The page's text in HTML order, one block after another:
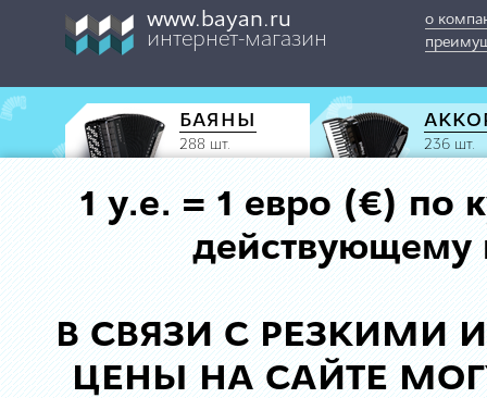
www.bayan.ru
интернет-магазин
о
БАЯНЫ
288 шт. 236 шт.
1 у.е. = 1 евро (€) по
действующему
В СВЯЗИ С РЕЗКИМИ
ЦЕНЫ НА САЙТЕ